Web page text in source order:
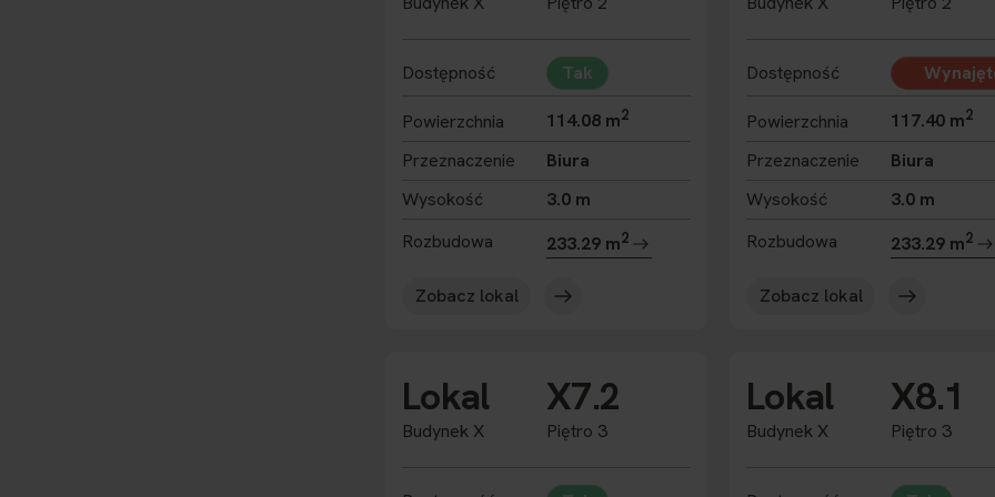
Dostępność Tak
Powierzchnia 114.08 m2
Przeznaczenie
Biura
Wysokość
3.0 m
Rozbudowa
233.29 m2
Zobacz lokal
Dostępność
Powierzchnia 117.40 m2
Przeznaczenie
Biura
Wysokość
3.0 m
Rozbudowa
233.29 m2
Zobacz lokal
Lokal
Budynek X
X7.2
Piętro 3
Lokal
Budynek X
X8.1
Piętro 3